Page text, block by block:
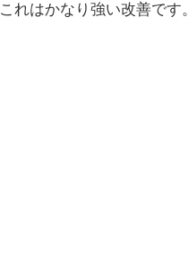
れはかなり強い改善です。